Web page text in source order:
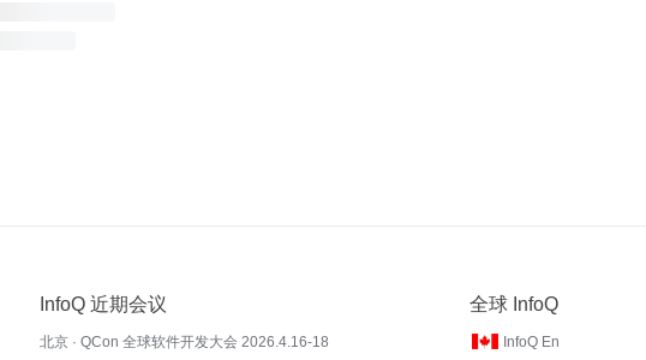
InfoQ 近期会议
北京 · QCon 全球软件开发大会 2026.4.16-18
全球 InfoQ
InfoQ En